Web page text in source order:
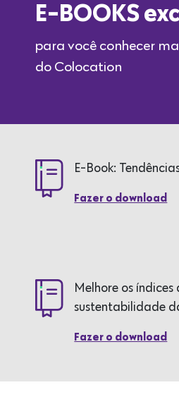
E-BOOKS
para você conhecer
do Colocation
E-Book:
Fazer o download
Melhore os índices
sustentabilidade
Fazer o download